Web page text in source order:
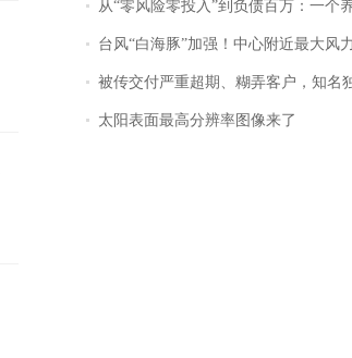
从“零风险零投入”到负债百万：一个养牛项目崩盘后，谁该为农户的贷款买单丨
台风“白海豚”加强！中心附近最大风力已达15级 最新
被传交付严重超期、糊弄客户，知名独角兽车企创始人回应：都没证据，将依法采取措施，“本人长期与美国交管局保持沟通，对
太阳表面最高分辨率图像来了